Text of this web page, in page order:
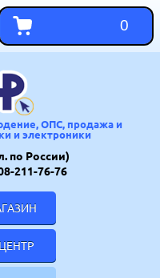
ОПС, продажа и
и электроники
по России)
211-76-76
0